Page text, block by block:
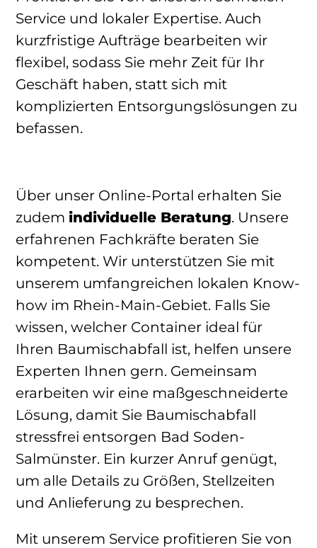
Service und lokaler Expertise. Auch
kurzfristige Aufträge bearbeiten wir
flexibel, sodass Sie mehr Zeit für Ihr
Geschäft haben, statt sich mit
komplizierten Entsorgungslösungen zu
befassen.
Über unser Online-Portal erhalten Sie
zudem individuelle Beratung. Unsere
erfahrenen Fachkräfte beraten Sie
kompetent. Wir unterstützen Sie mit
unserem umfangreichen lokalen Know-
how im Rhein-Main-Gebiet. Falls Sie
wissen, welcher Container ideal für
Ihren Baumischabfall ist, helfen unsere
Experten Ihnen gern. Gemeinsam
erarbeiten wir eine maßgeschneiderte
Lösung, damit Sie Baumischabfall
stressfrei entsorgen Bad Soden-
Salmünster. Ein kurzer Anruf genügt,
um alle Details zu Größen, Stellzeiten
und Anlieferung zu besprechen.
Mit unserem Service profitieren Sie von